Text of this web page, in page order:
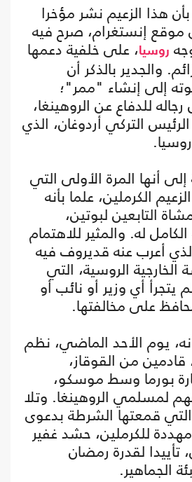
هذا الزعيم نشر مؤخرا
إنستغرام، صرح فيه
روسيا، على خلفية دعمها
والجدير بالذكر أن
إلى إنشاء "ممر"؛
للدفاع عن الروهينغا،
التركي أردوغان، الذي
أنها المرة الأولى التي
الكرملين، علما بأنه
التابعين لبوتين،
له. والمثير للاهتمام
أعرب عنه قديروف فيه
الروسية، التي
يتجرأ أي وزير أو نائب أو
على مخالفتها.
يوم الأحد الماضي، نظم
من القوقاز،
بورما وسط موسكو،
لمسلمي الروهينغا. وتلا
قمعتها الشرطة بدعوى
للكرملين، حشد غفير
لقدرة رمضان
الجماهير.